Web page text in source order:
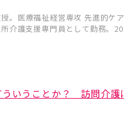
。医療福祉経営専攻 先進的
介護支援専門員として勤務。
ういうことか？ 訪問介